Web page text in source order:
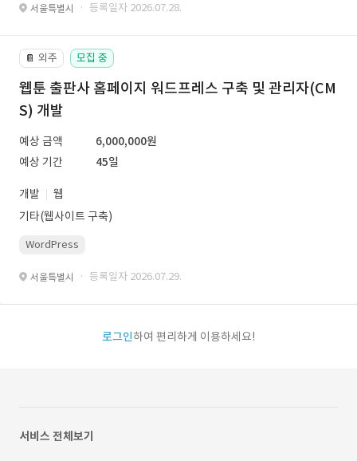
서울특별시 · 등록일자 2026.07.28.
📔 외주 모집 중
웹툰 출판사 홈페이지 워드프레스 구축 및 관리자(CM
S) 개발
예상 금액
6,000,000원
예상 기간
45일
개발
웹
기타(웹사이트 구축)
WordPress
서울특별시 · 등록일자 2026.07.29.
로그인하여 편리하게 이용하세요!
서비스 전체보기